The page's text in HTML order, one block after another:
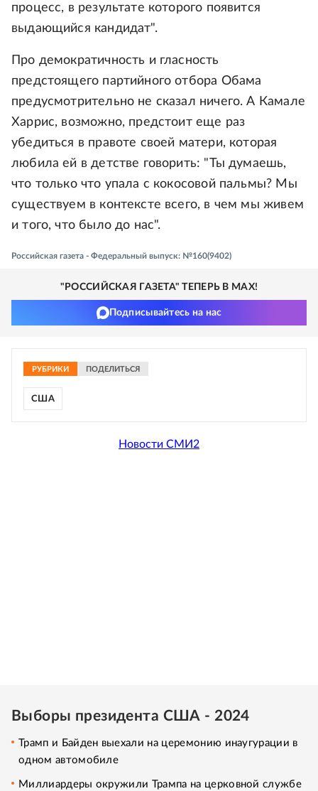
процесс, в результате которого появится
выдающийся кандидат".
Про демократичность и гласность
предстоящего партийного отбора Обама
предусмотрительно не сказал ничего. А Камале
Харрис, возможно, предстоит еще раз
убедиться в правоте своей матери, которая
любила ей в детстве говорить: "Ты думаешь,
что только что упала с кокосовой пальмы? Мы
существуем в контексте всего, в чем мы живем
и того, что было до нас".
Российская газета - Федеральный выпуск: №160(9402)
"РОССИЙСКАЯ ГАЗЕТА" ТЕПЕРЬ В MAX!
Подписывайтесь на нас
РУБРИКИ ПОДЕЛИТЬСЯ
США
Новости СМИ2
Выборы президента США - 2024
Трамп и Байден выехали на церемонию инаугурации в
одном автомобиле
Миллиардеры окружили Трампа на церковной службе